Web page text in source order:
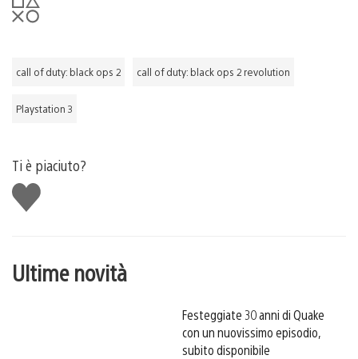
call of duty: black ops 2 call of duty: black ops 2 revolution
Playstation 3
Ti è piaciuto?
Mi
piace
Ultime novità
Festeggiate 30 anni di Quake
con un nuovissimo episodio,
subito disponibile